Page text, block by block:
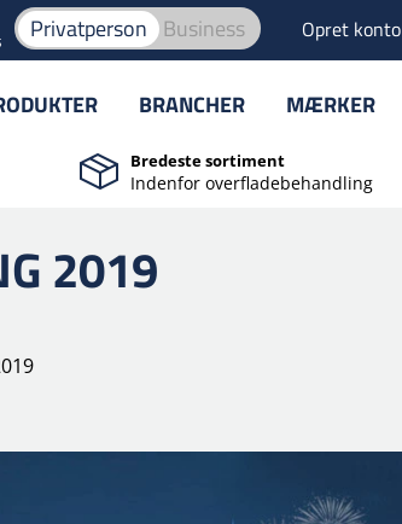
Privatperson Business Opret konto
BRANCHER MÆRKER
Bredeste sortiment
Indenfor overfladebehandling
2019